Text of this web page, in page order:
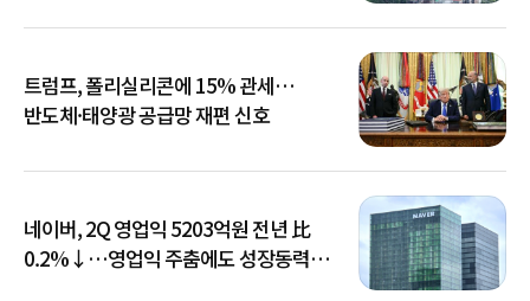
트럼프, 폴리실리콘에 15% 관세…
반도체·태양광 공급망 재편 신호
네이버, 2Q 영업익 5203억원 전년 比
0.2%↓…영업익 주춤에도 성장동력